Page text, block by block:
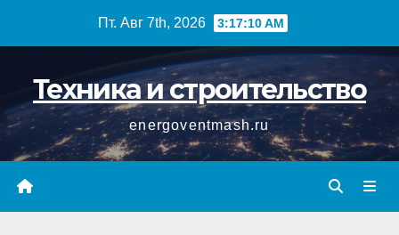
Пт. Авг 7th, 2026 3:17:10 AM
Техника и строительство
energoventmash.ru